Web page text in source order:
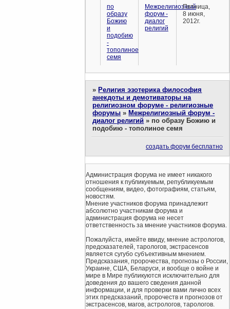
по
образу
Божию
и
подобию
-
тополиное
семя
Межрелигиозный
форум -
диалог
религий
Пятница,
8 июня,
2012г.
» Религия эзотерика философия
анекдоты и демотиваторы на
религиозном форуме - религиозные
форумы » Межрелигиозный форум -
диалог религий » по образу Божию и
подобию - тополиное семя
создать форум бесплатно
Администрация форума не имеет никакого
отношения к публикуемым, републикуемым
сообщениям, видео, фотографиям, статьям,
новостям.
Мнение участников форума принадлежит
абсолютно участникам форума и
администрация форума не несет
ответственность за мнение участников форума.
Пожалуйста, имейте ввиду, мнение астрологов,
предсказателей, тарологов, экстрасенсов
является сугубо субъективным мнением.
Предсказания, пророчества, прогнозы о России,
Украине, США, Беларуси, и вообще о войне и
мире в Мире публикуются исключительно для
доведения до вашего сведения данной
информации, и для проверки вами лично всех
этих предсказаний, пророчеств и прогнозов от
экстрасенсов, магов, астрологов, тарологов.